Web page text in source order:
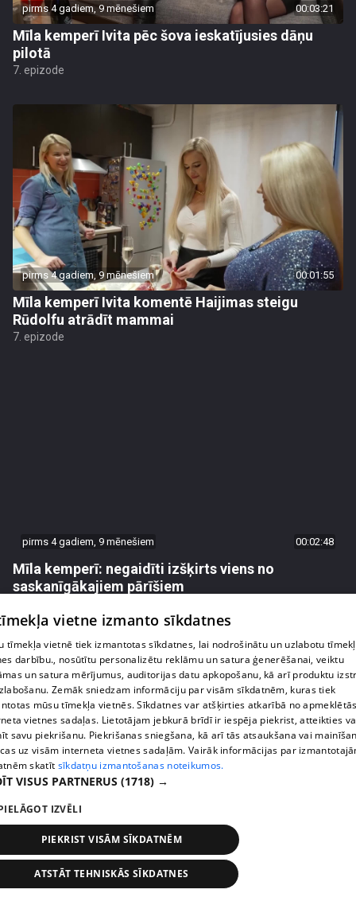
pirms 4 gadiem, 9 mēnešiem 00:03:21
Mīla kemperī Ivita pēc šova ieskatījusies dāņu
pilotā
7. epizode
pirms 4 gadiem, 9 mēnešiem 00:01:55
Mīla kemperī Ivita komentē Haijimas steigu
Rūdolfu atrādīt mammai
7. epizode
pirms 4 gadiem, 9 mēnešiem 00:02:48
Mīla kemperī: negaidīti izšķirts viens no
saskanīgākajiem pārīšiem
pirms 4 gadiem, 9 mēnešiem
Mīla kemperī: Alise Haijima attiecības ar Rūdolfu
ieceļ jaunā līmenī
7. epizode
vietne izmanto sīkdatnes
tīmekļa vietnē tiek izmantotas sīkdatnes, lai nodrošinātu un uzlabotu
darbību., nosūtītu personalizētu reklāmu un satura ģenerēšanai, veiktu
un satura mērījumus, auditorijas datu apkopošanu, kā arī produktu
Zemāk sniedzam informāciju par visām sīkdatnēm, kuras tiek
mūsu tīmekļa vietnēs. Sīkdatnes var atšķirties atkarībā no
vietnes sadaļas. Lietotājam jebkurā brīdī ir iespēja piekrist, atteikties
savu piekrišanu. Piekrišanas sniegšana, kā arī tās atsaukšana vai
uz visām interneta vietnes sadaļām. Vairāk informācijas par
skatīt sīkdatņu izmantošanas noteikumos.
VISUS PARTNERUS (1718) →
IZVĒLI
PIEKRIST VISĀM SĪKDATNĒM
ATSTĀT TEHNISKĀS SĪKDATNES